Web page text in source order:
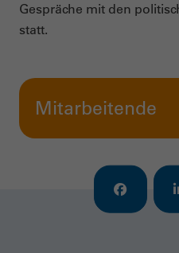
Gespräche mit den
statt.
Mitarbeitende